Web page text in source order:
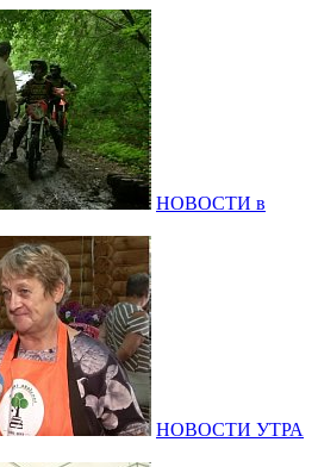
НОВОСТИ в
НОВОСТИ УТРА